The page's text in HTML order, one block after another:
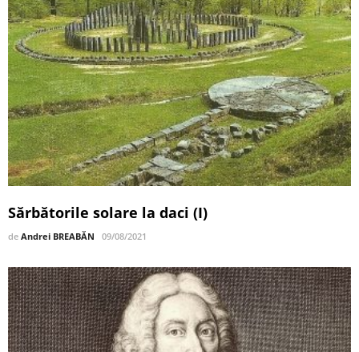
Sărbătorile solare la daci (I)
de Andrei BREABĂN 09/08/2021